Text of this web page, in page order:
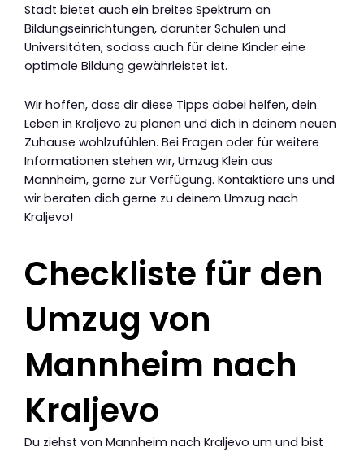
Stadt bietet auch ein breites Spektrum an
Bildungseinrichtungen, darunter Schulen und
Universitäten, sodass auch für deine Kinder eine
optimale Bildung gewährleistet ist.
Wir hoffen, dass dir diese Tipps dabei helfen, dein
Leben in Kraljevo zu planen und dich in deinem neuen
Zuhause wohlzufühlen. Bei Fragen oder für weitere
Informationen stehen wir, Umzug Klein aus
Mannheim, gerne zur Verfügung. Kontaktiere uns und
wir beraten dich gerne zu deinem Umzug nach
Kraljevo!
Checkliste für den
Umzug von
Mannheim nach
Kraljevo
Du ziehst von Mannheim nach Kraljevo um und bist